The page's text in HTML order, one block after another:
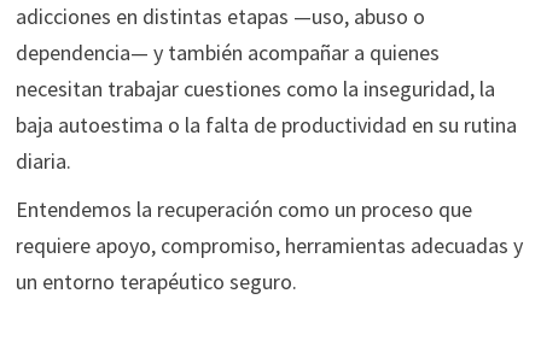
adicciones en distintas etapas —uso, abuso o
dependencia— y también acompañar a quienes
necesitan trabajar cuestiones como la inseguridad, la
baja autoestima o la falta de productividad en su rutina
diaria.
Entendemos la recuperación como un proceso que
requiere apoyo, compromiso, herramientas adecuadas y
un entorno terapéutico seguro.